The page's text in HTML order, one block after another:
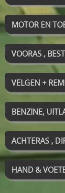
MOTOR EN
VOORAS ,
VELGEN +
BENZINE,
ACHTERAS ,
HAND &